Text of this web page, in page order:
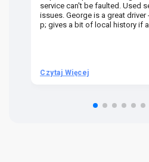
service can't be faulted. Used
issues. George is a great driver
p; gives a bit of local history if
Czytaj Więcej